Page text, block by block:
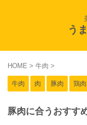
う
HOME > 牛肉 >
牛肉 肉 豚肉 鶏肉
豚肉に合うおすす